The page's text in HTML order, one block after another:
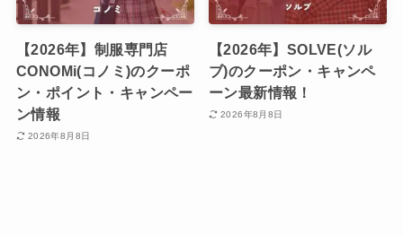
【2026年】制服専門店
CONOMi(コノミ)のクーポ
ン・ポイント・キャンペー
ン情報
2026年8月8日
【2026年】SOLVE(ソル
ブ)のクーポン・キャンペ
ーン最新情報！
2026年8月8日